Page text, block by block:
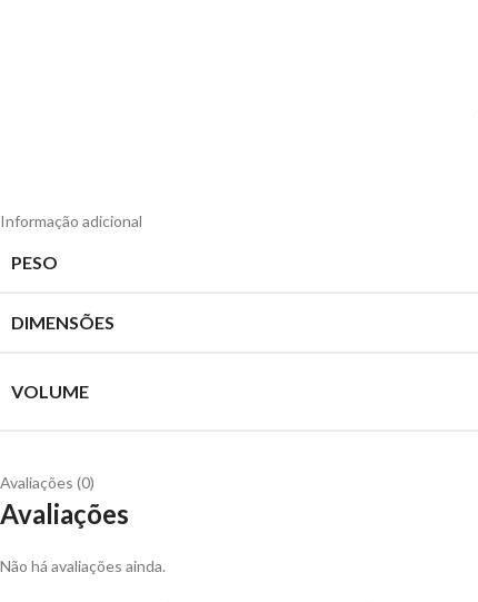
Informação adicional
PESO
DIMENSÕES
VOLUME
Avaliações (0)
Avaliações
Não há avaliações ainda.